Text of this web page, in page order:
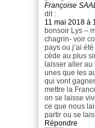
Françoise
dit :
11 mai 2018 à
bonsoir Lys –
chagrin- voir
pays ou j’ai
cède au plus
laisser aller
unes que les
qui vont
mettre la
on se laisse
ce que nous
partir ou se
Répondre